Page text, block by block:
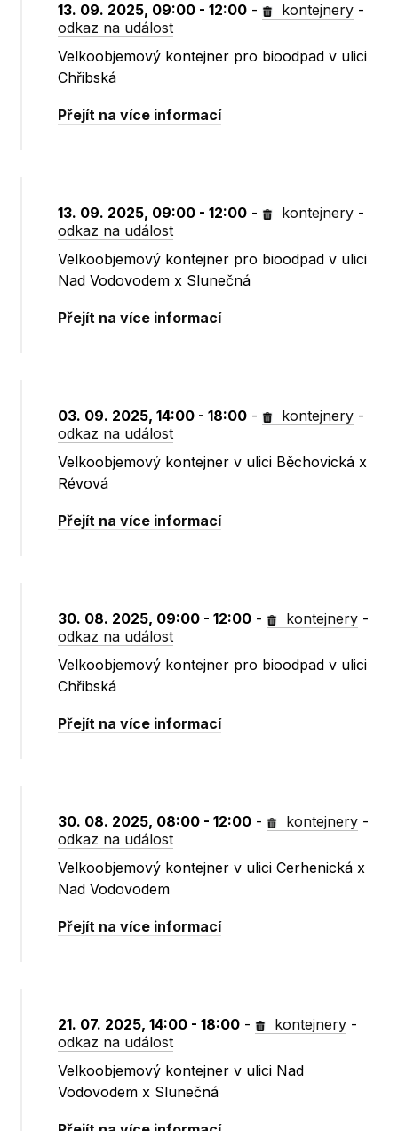
13. 09. 2025, 09:00 - 12:00 - kontejnery -
odkaz na událost
Velkoobjemový kontejner pro bioodpad v ulici
Chřibská
Přejít na více informací
13. 09. 2025, 09:00 - 12:00 - kontejnery -
odkaz na událost
Velkoobjemový kontejner pro bioodpad v ulici
Nad Vodovodem x Slunečná
Přejít na více informací
03. 09. 2025, 14:00 - 18:00 - kontejnery -
odkaz na událost
Velkoobjemový kontejner v ulici Běchovická x
Révová
Přejít na více informací
30. 08. 2025, 09:00 - 12:00 - kontejnery -
odkaz na událost
Velkoobjemový kontejner pro bioodpad v ulici
Chřibská
Přejít na více informací
30. 08. 2025, 08:00 - 12:00 - kontejnery -
odkaz na událost
Velkoobjemový kontejner v ulici Cerhenická x
Nad Vodovodem
Přejít na více informací
21. 07. 2025, 14:00 - 18:00 - kontejnery -
odkaz na událost
Velkoobjemový kontejner v ulici Nad
Vodovodem x Slunečná